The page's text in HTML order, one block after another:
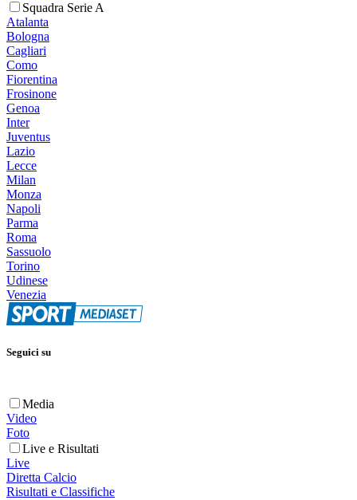
Squadra Serie A
Atalanta
Bologna
Cagliari
Como
Fiorentina
Frosinone
Genoa
Inter
Juventus
Lazio
Lecce
Milan
Monza
Napoli
Parma
Roma
Sassuolo
Torino
Udinese
Venezia
Seguici su
Media
Video
Foto
Live e Risultati
Live
Diretta Calcio
Risultati e Classifiche